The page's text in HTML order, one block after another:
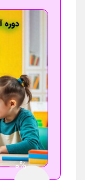
0%